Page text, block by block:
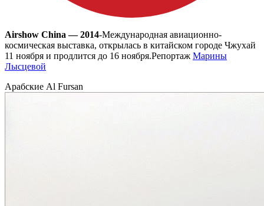
Airshow China — 2014-Международная авиационно-
космическая выставка, открылась в китайском городе Чжухай
11 ноября и продлится до 16 ноября.Репортаж Марины
Лысцевой
Арабские Al Fursan